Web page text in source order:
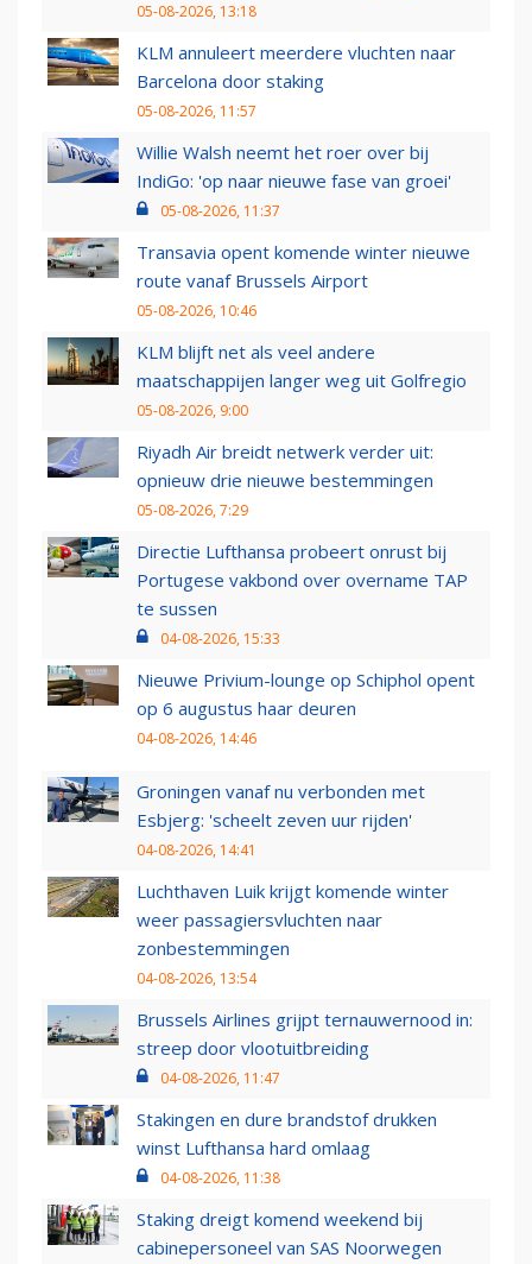
05-08-2026, 13:18
KLM annuleert meerdere vluchten naar
Barcelona door staking
05-08-2026, 11:57
Willie Walsh neemt het roer over bij
IndiGo: 'op naar nieuwe fase van groei'
05-08-2026, 11:37
Transavia opent komende winter nieuwe
route vanaf Brussels Airport
05-08-2026, 10:46
KLM blijft net als veel andere
maatschappijen langer weg uit Golfregio
05-08-2026, 9:00
Riyadh Air breidt netwerk verder uit:
opnieuw drie nieuwe bestemmingen
05-08-2026, 7:29
Directie Lufthansa probeert onrust bij
Portugese vakbond over overname TAP
te sussen
04-08-2026, 15:33
Nieuwe Privium-lounge op Schiphol opent
op 6 augustus haar deuren
04-08-2026, 14:46
Groningen vanaf nu verbonden met
Esbjerg: 'scheelt zeven uur rijden'
04-08-2026, 14:41
Luchthaven Luik krijgt komende winter
weer passagiersvluchten naar
zonbestemmingen
04-08-2026, 13:54
Brussels Airlines grijpt ternauwernood in:
streep door vlootuitbreiding
04-08-2026, 11:47
Stakingen en dure brandstof drukken
winst Lufthansa hard omlaag
04-08-2026, 11:38
Staking dreigt komend weekend bij
cabinepersoneel van SAS Noorwegen